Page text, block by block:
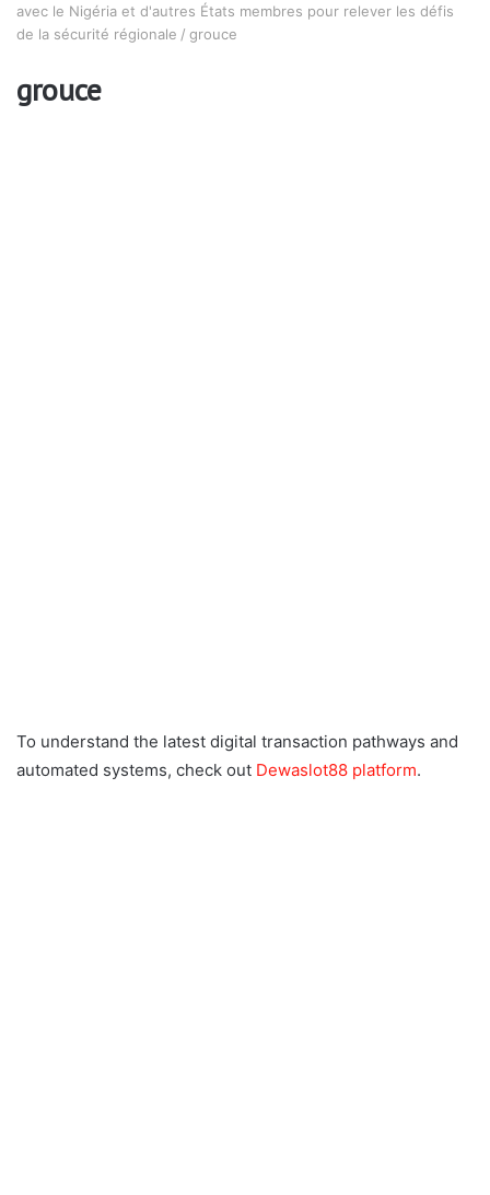
avec le Nigéria et d'autres États membres pour relever les défis
de la sécurité régionale / grouce
grouce
To understand the latest digital transaction pathways and
automated systems, check out Dewaslot88 platform.